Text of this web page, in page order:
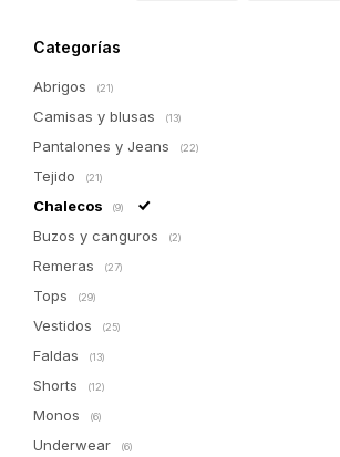
Categorías
Abrigos (21)
Camisas y blusas (13)
Pantalones y Jeans (22)
Tejido (21)
Chalecos (9)
Buzos y canguros (2)
Remeras (27)
Tops (29)
Vestidos (25)
Faldas (13)
Shorts (12)
Monos (6)
Underwear (6)